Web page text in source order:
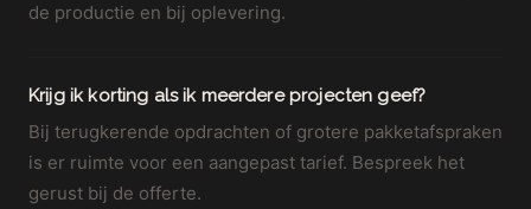
de productie en bij oplevering.
Krijg ik korting als ik meerdere projecten geef?
Bij terugkerende opdrachten of grotere pakketafspraken
is er ruimte voor een aangepast tarief. Bespreek het
gerust bij de offerte.